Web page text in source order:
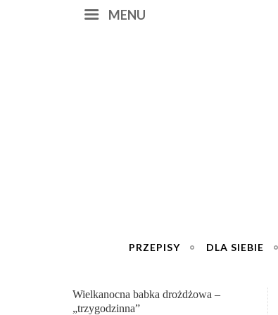
MENU
PRZEPISY DLA SIEBIE
Babka Wielkanocna
„dwunastogodzinna”